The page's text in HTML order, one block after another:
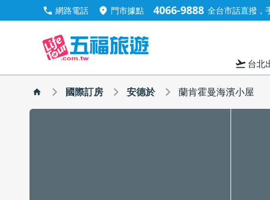
call 網路電話 location_on 門市據點 4066-9888 全台市話直撥，
flight_takeoff 台北
國際訂房 安德於 蘭肯霍曼海濱小屋